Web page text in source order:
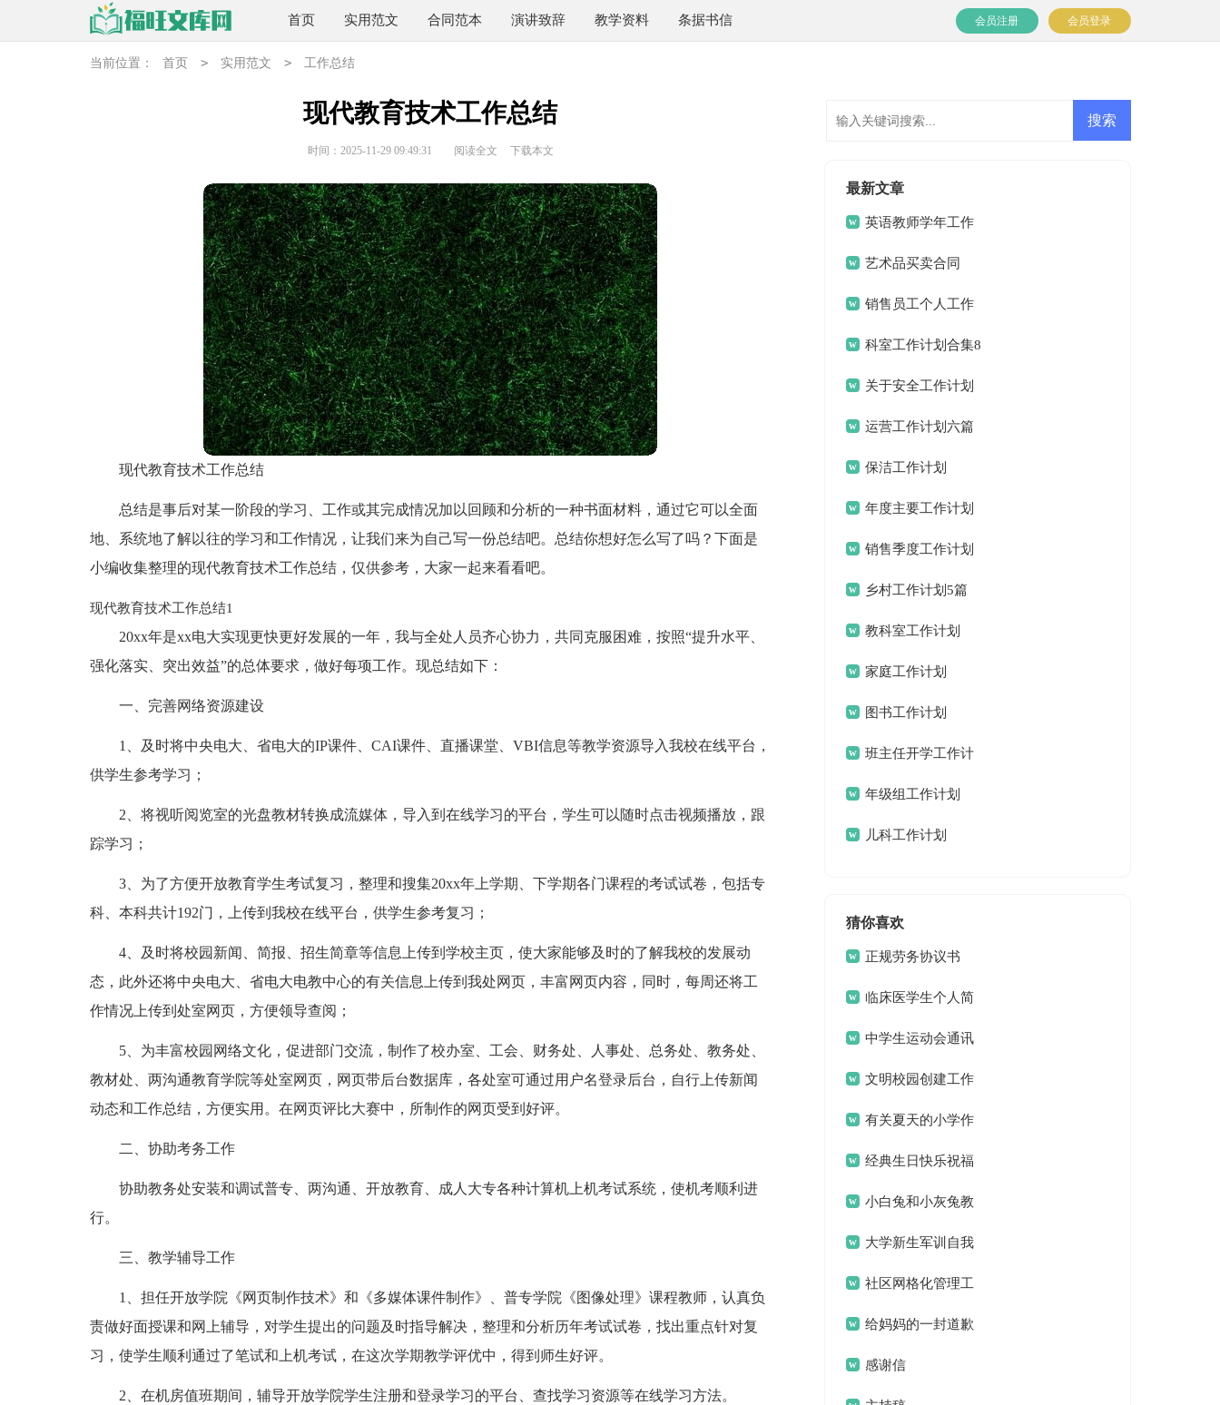
首页 实用范文 合同范本 演讲致辞 教学资料 条据书信 会员登录
会员注册
当前位置： 首页 > 实用范文 > 工作总结
现代教育技术工作总结
时间：2025-11-29 09:49:31 阅读全文 下载本文
现代教育技术工作总结
总结是事后对某一阶段的学习、工作或其完成情况加以回顾和分析的一种书面材料，通过它可以全面
地、系统地了解以往的学习和工作情况，让我们来为自己写一份总结吧。总结你想好怎么写了吗？下面是
小编收集整理的现代教育技术工作总结，仅供参考，大家一起来看看吧。
现代教育技术工作总结1
20xx年是xx电大实现更快更好发展的一年，我与全处人员齐心协力，共同克服困难，按照“提升水平、
强化落实、突出效益”的总体要求，做好每项工作。现总结如下：
一、完善网络资源建设
1、及时将中央电大、省电大的IP课件、CAI课件、直播课堂、VBI信息等教学资源导入我校在线平台，
供学生参考学习；
2、将视听阅览室的光盘教材转换成流媒体，导入到在线学习的平台，学生可以随时点击视频播放，跟
踪学习；
3、为了方便开放教育学生考试复习，整理和搜集20xx年上学期、下学期各门课程的考试试卷，包括专
科、本科共计192门，上传到我校在线平台，供学生参考复习；
4、及时将校园新闻、简报、招生简章等信息上传到学校主页，使大家能够及时的了解我校的发展动
态，此外还将中央电大、省电大电教中心的有关信息上传到我处网页，丰富网页内容，同时，每周还将工
作情况上传到处室网页，方便领导查阅；
5、为丰富校园网络文化，促进部门交流，制作了校办室、工会、财务处、人事处、总务处、教务处、
教材处、两沟通教育学院等处室网页，网页带后台数据库，各处室可通过用户名登录后台，自行上传新闻
动态和工作总结，方便实用。在网页评比大赛中，所制作的网页受到好评。
二、协助考务工作
协助教务处安装和调试普专、两沟通、开放教育、成人大专各种计算机上机考试系统，使机考顺利进
行。
三、教学辅导工作
1、担任开放学院《网页制作技术》和《多媒体课件制作》、普专学院《图像处理》课程教师，认真负
责做好面授课和网上辅导，对学生提出的问题及时指导解决，整理和分析历年考试试卷，找出重点针对复
习，使学生顺利通过了笔试和上机考试，在这次学期教学评优中，得到师生好评。
2、在机房值班期间，辅导开放学院学生注册和登录学习的平台、查找学习资源等在线学习方法。
最新文章
英语教师学年工作
计划艺术品买卖合同
销售员工个人工作
计划科室工作计划合集8
篇 关于安全工作计划
锦集十篇
运营工作计划六篇
保洁工作计划
年度主要工作计划
三篇销售季度工作计划
15篇乡村工作计划5篇
教科室工作计划
家庭工作计划
图书工作计划
班主任开学工作计
划 年级组工作计划
儿科工作计划
猜你喜欢
正规劳务协议书
临床医学生个人简
历 中学生运动会通讯
稿15篇文明校园创建工作
方案 13篇
有关夏天的小学作
文3篇经典生日快乐祝福
问候语小白兔和小灰兔教
案 大学新生军训自我
鉴定社区网格化管理工
作总结给妈妈的一封道歉
信 感谢信